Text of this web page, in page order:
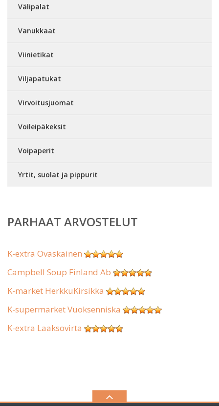
Välipalat
Vanukkaat
Viinietikat
Viljapatukat
Virvoitusjuomat
Voileipäkeksit
Voipaperit
Yrtit, suolat ja pippurit
PARHAAT ARVOSTELUT
K-extra Ovaskainen
Campbell Soup Finland Ab
K-market HerkkuKirsikka
K-supermarket Vuoksenniska
K-extra Laaksovirta